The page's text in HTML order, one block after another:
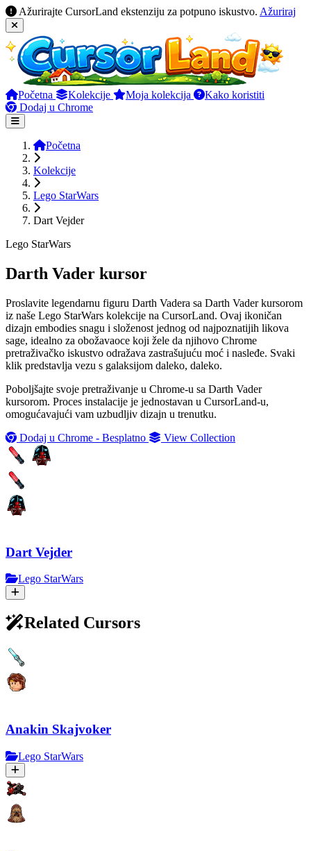
Ažurirajte CursorLand ekstenziju za potpuno iskustvo. Ažuriraj
Početna Kolekcije Moja kolekcija
Kako koristiti
Dodaj u Chrome
Početna
Kolekcije
Lego StarWars
Dart Vejder
Lego StarWars
Darth Vader kursor
Proslavite legendarnu figuru Darth Vadera sa Darth Vader kursorom
iz naše Lego StarWars kolekcije na CursorLand. Ovaj ikoničan
dizajn embodies snagu i složenost jednog od najpoznatijih likova
sage, idealno za obožavaoce koji žele da njihovo Chrome
pretraživačko iskustvo odražava zastrašujuću moć i nasleđe. Svaki
klik predstavlja vezu s galaksijom daleko, daleko.
Poboljšajte svoje pretraživanje u Chrome-u sa Darth Vader
kursorom. Proces instalacije je jednostavan u CursorLand-u,
omogućavajući vam uzbudljiv dizajn u trenutku.
Dodaj u Chrome - Besplatno
View Collection
Dart Vejder
Lego StarWars
Related Cursors
Anakin Skajvoker
Lego StarWars